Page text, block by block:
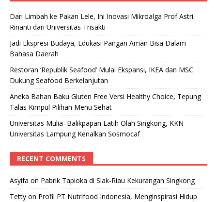
Dari Limbah ke Pakan Lele, Ini Inovasi Mikroalga Prof Astri
Rinanti dari Universitas Trisakti
Jadi Ekspresi Budaya, Edukasi Pangan Aman Bisa Dalam
Bahasa Daerah
Restoran ‘Republik Seafood’ Mulai Ekspansi, IKEA dan MSC
Dukung Seafood Berkelanjutan
Aneka Bahan Baku Gluten Free Versi Healthy Choice, Tepung
Talas Kimpul Pilihan Menu Sehat
Universitas Mulia–Balikpapan Latih Olah Singkong, KKN
Universitas Lampung Kenalkan Sosmocaf
RECENT COMMENTS
Asyifa on Pabrik Tapioka di Siak-Riau Kekurangan Singkong
Tetty on Profil PT Nutrifood Indonesia, Menginspirasi Hidup